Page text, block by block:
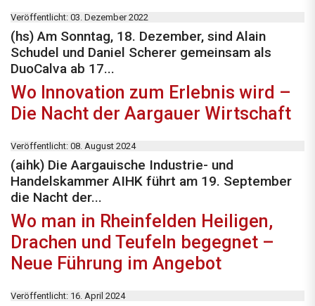
Veröffentlicht: 03. Dezember 2022
(hs) Am Sonntag, 18. Dezember, sind Alain
Schudel und Daniel Scherer gemeinsam als
DuoCalva ab 17...
Wo Innovation zum Erlebnis wird –
Die Nacht der Aargauer Wirtschaft
Veröffentlicht: 08. August 2024
(aihk) Die Aargauische Industrie- und
Handelskammer AIHK führt am 19. September
die Nacht der...
Wo man in Rheinfelden Heiligen,
Drachen und Teufeln begegnet –
Neue Führung im Angebot
Veröffentlicht: 16. April 2024